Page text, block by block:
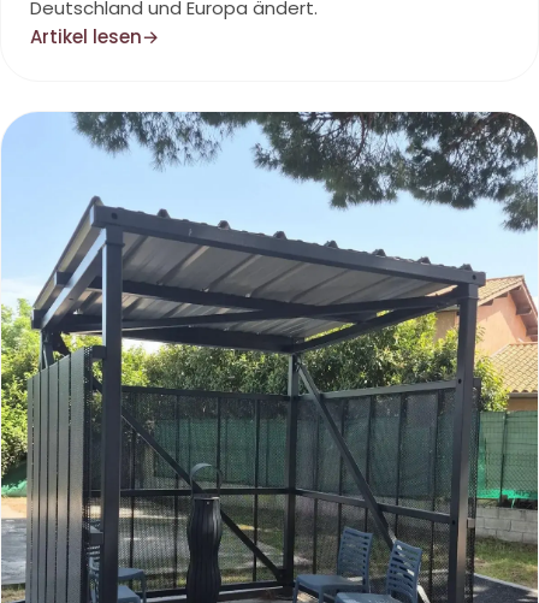
Deutschland und Europa ändert.
Artikel lesen→